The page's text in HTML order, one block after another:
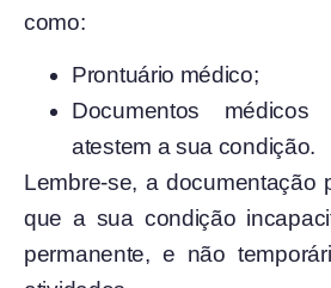
como:
Prontuário médico;
Documentos médicos
atestem a sua condição.
Lembre-se, a documentação
que a sua condição
permanente, e não